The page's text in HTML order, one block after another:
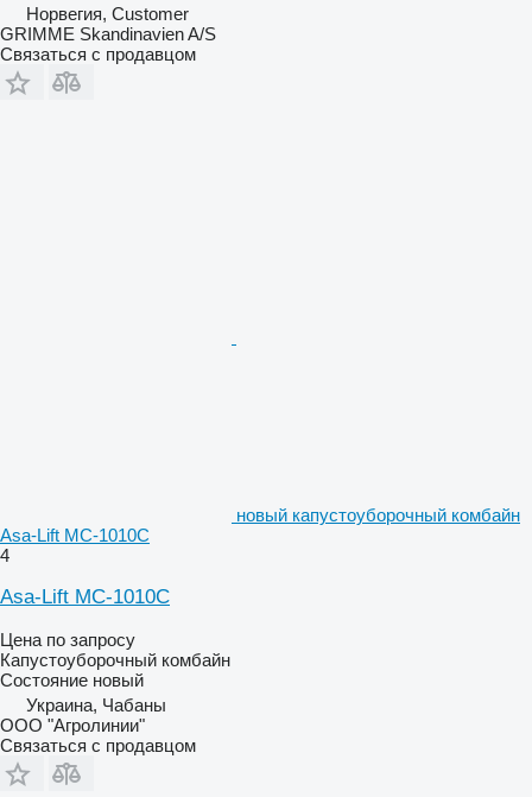
Норвегия, Customer
GRIMME Skandinavien A/S
Связаться с продавцом
новый капустоуборочный комбайн
Asa-Lift MC-1010C
4
Asa-Lift MC-1010C
Цена по запросу
Капустоуборочный комбайн
Состояние новый
Украина, Чабаны
ООО "Агролинии"
Связаться с продавцом